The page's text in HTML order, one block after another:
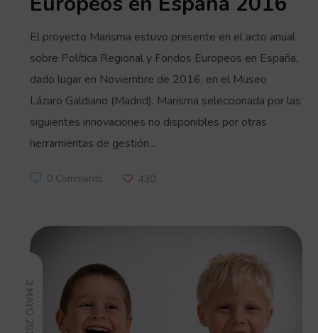
El proyecto Marisma estuvo presente en el acto anual
sobre Política Regional y Fondos Europeos en España,
dado lugar en Noviembre de 2016, en el Museo
Lázaro Galdiano (Madrid). Marisma seleccionada por las
siguientes innovaciones no disponibles por otras
herramientas de gestión...
430
0 Comments
3 MAYO 2017